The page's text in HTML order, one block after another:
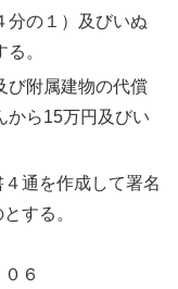
分の１）及びいぬ
。
び附属建物の代償
から15万円及びい
通を作成して署名
する。
６